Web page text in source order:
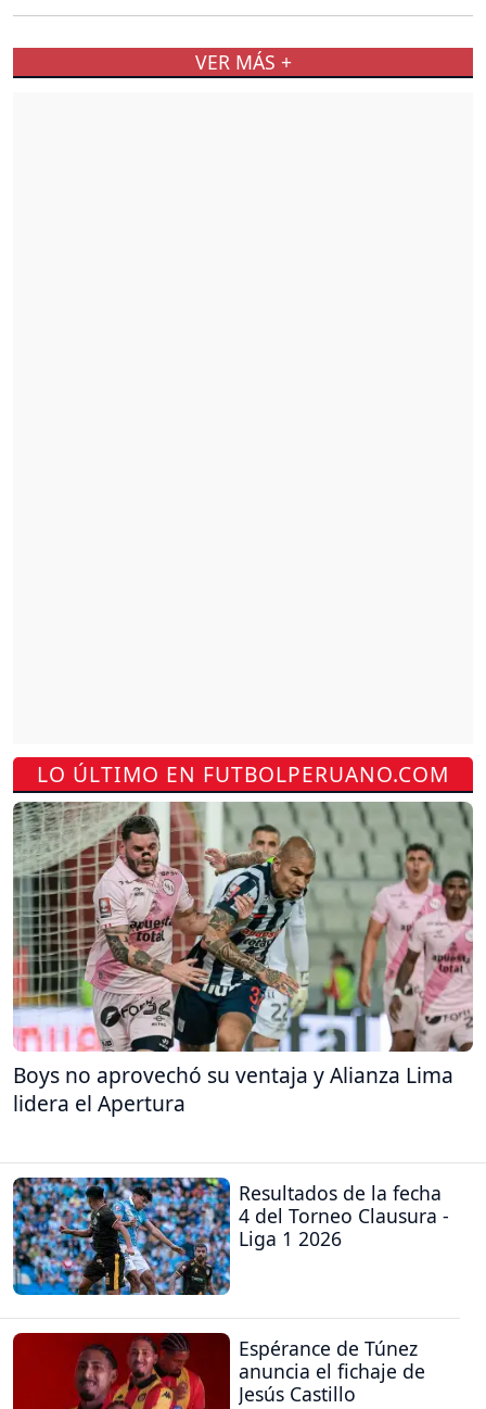
LO ÚLTIMO EN FUTBOLPERUANO.COM
Boys no aprovechó su ventaja y Alianza Lima
lidera el Apertura
Resultados de la fecha
4 del Torneo Clausura -
Liga 1 2026
Espérance de Túnez
anuncia el fichaje de
Jesús Castillo
VER MÁS +